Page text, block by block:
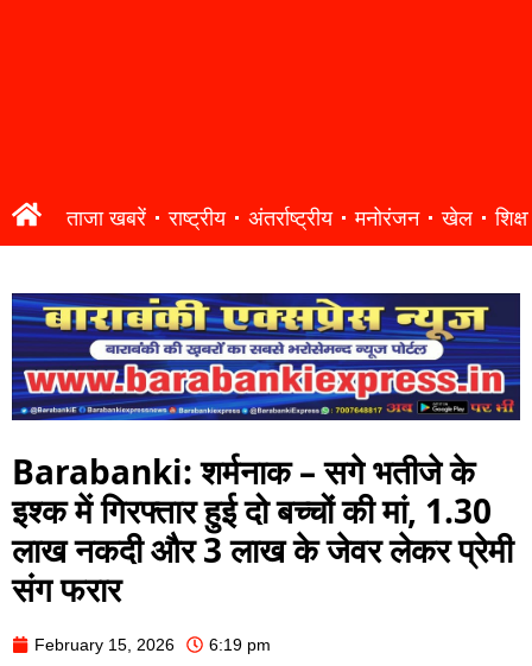
ताजा खबरें राष्ट्रीय अंतर्राष्ट्रीय मनोरंजन खेल शिक्षा
Barabanki: शर्मनाक – सगे भतीजे के
इश्क में गिरफ्तार हुई दो बच्चों की मां, 1.30
लाख नकदी और 3 लाख के जेवर लेकर प्रेमी
संग फरार
February 15, 2026 6:19 pm